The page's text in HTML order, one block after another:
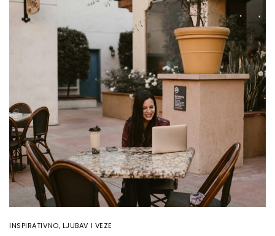
INSPIRATIVNO, LJUBAV I VEZE